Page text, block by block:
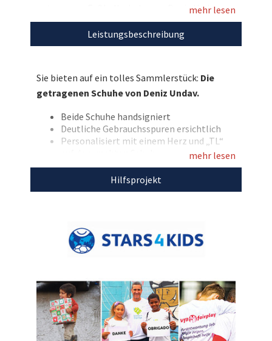
getragenen Fußballschuhe von Deniz Undav zu
sichern, die er mit seiner persönlichen Signatur
veredelt hat! Bieten Sie mit und nutzen Sie die
Gebote, mit denen die Projekte der VfB Stiftung
„Brustring der Herzen“ gefördert werden
können!
Entdecken Sie bei uns auch weitere
für den guten Zweck!
mehr lesen
Leistungsbeschreibung
Sie bieten auf ein tolles Sammlerstück: Die
getragenen Schuhe von Deniz Undav.
Beide Schuhe handsigniert
Deutliche Gebrauchsspuren ersichtlich
Personalisiert mit einem Herz und „TL“
Marke: adidas Predator Elite
Größe: 44 2/3
Farbe: lucid red/core black/cloud white
Stars4Kids.
mehr lesen
Hilfsprojekt